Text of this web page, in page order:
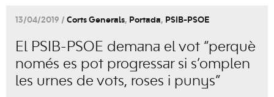
13/04/2019 / Corts Generals, Portada, PSIB-PSOE
El PSIB-PSOE demana el vot “perquè
només es pot progressar si s’omplen
les urnes de vots, roses i punys”